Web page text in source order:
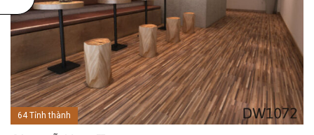
64 Tỉnh thành